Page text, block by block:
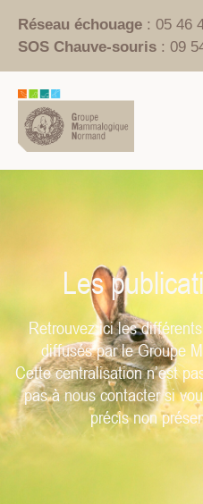
contenu
Réseau échouage : 05 46
SOS Chauve-souris : 09
Les
Retrouvez ici les
diffusés par le Groupe
Cette centralisation n’est
pas à nous contacter si
précis non